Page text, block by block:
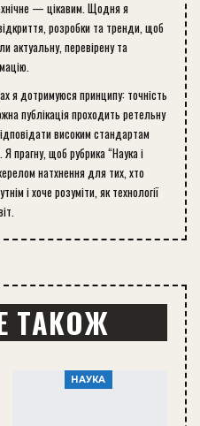
— цікавим. Щодня я
розробки та тренди, щоб
актуальну, перевірену та
я дотримуюся принципу: точність
публікація проходить ретельну
високим стандартам
Я прагну, щоб рубрика “Наука і
натхнення для тих, хто
і хоче розуміти, як технології
ТАКОЖ
НАУКА